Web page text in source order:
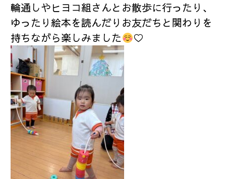
輪通しやヒヨコ組さんとお散歩に行ったり、
ゆったり絵本を読んだりお友だちと関わりを
持ちながら楽しみました
♡